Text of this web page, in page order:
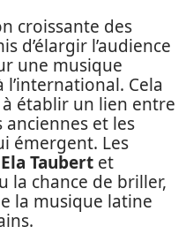
croissante des
d’élargir l’audience
une musique
Cela
établir un lien entre
et les
émergent. Les
Ela Taubert et
la chance de briller,
la musique latine